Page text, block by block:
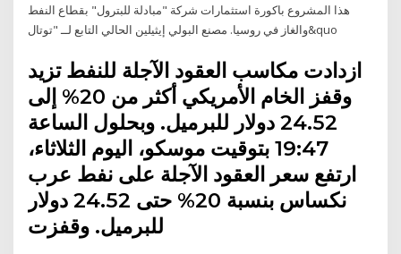
هذا المشروع باكورة استثمارات شركة "مبادلة للبترول" بقطاع النفط
والغاز في روسيا. مصنع البولي إيثيلين الحالي التابع لــ "توتال&quo
ازدادت مكاسب العقود الآجلة للنفط تزيد
وقفز الخام الأمريكي أكثر من 20% إلى
24.52 دولار للبرميل. وبحلول الساعة
19:47 بتوقيت موسكو، اليوم الثلاثاء،
ارتفع سعر العقود الآجلة على نفط عرب
نكساس بنسبة 20% حتى 24.52 دولار
للبرميل. وقفزت